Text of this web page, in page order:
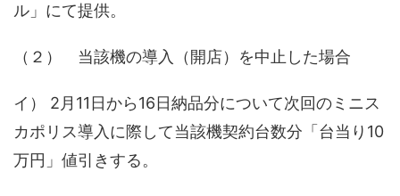
ル」にて提供。
（２） 当該機の導入（開店）を中止した場合
イ） 2月11日から16日納品分について次回のミニス
カポリス導入に際して当該機契約台数分「台当り10
万円」値引きする。